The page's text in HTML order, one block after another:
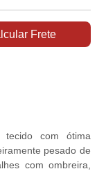
tecido com ótima
pesado de
com ombreira,